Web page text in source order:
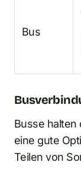
Bus
Busse halten
eine gute
Teilen von